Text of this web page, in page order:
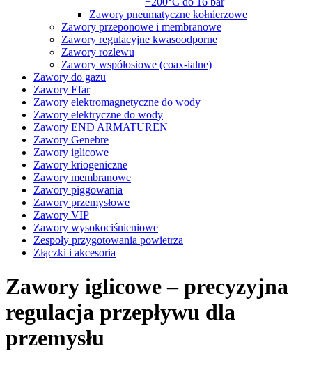
Zawory pneumatyczne kołnierzowe
Zawory przeponowe i membranowe
Zawory regulacyjne kwasoodporne
Zawory rozlewu
Zawory współosiowe (coax-ialne)
Zawory do gazu
Zawory Efar
Zawory elektromagnetyczne do wody
Zawory elektryczne do wody
Zawory END ARMATUREN
Zawory Genebre
Zawory iglicowe
Zawory kriogeniczne
Zawory membranowe
Zawory piggowania
Zawory przemysłowe
Zawory VIP
Zawory wysokociśnieniowe
Zespoły przygotowania powietrza
Złączki i akcesoria
Zawory iglicowe – precyzyjna
regulacja przepływu dla
przemysłu